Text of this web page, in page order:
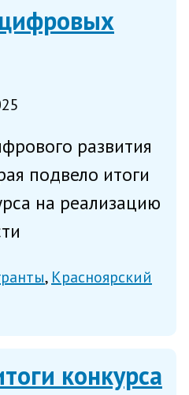
развития
подвело итоги
на реализацию
стали три
Красноярский
конкурса